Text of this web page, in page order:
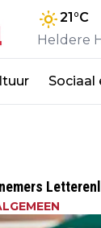
21°C
Heldere
Sociaal